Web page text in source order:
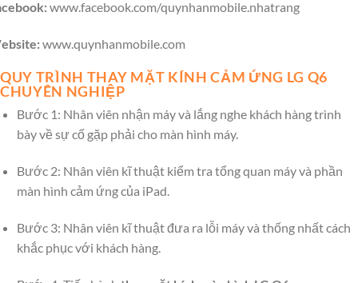
www.facebook.com/quynhanmobile.nhatrang
www.quynhanmobile.com
QUY TRÌNH THAY MẶT KÍNH CẢM ỨNG LG Q6
CHUYÊN NGHIỆP
Bước 1: Nhân viên nhận máy và lắng nghe khách hàng trình
bày về sự cố gặp phải cho màn hình máy.
Bước 2: Nhân viên kĩ thuật kiểm tra tổng quan máy và phần
màn hình cảm ứng của iPad.
Bước 3: Nhân viên kĩ thuật đưa ra lỗi máy và thống nhất cách
khắc phục với khách hàng.